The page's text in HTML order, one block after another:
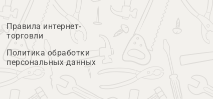
Правила интернет-
торговли
Политика обработки
персональных данных